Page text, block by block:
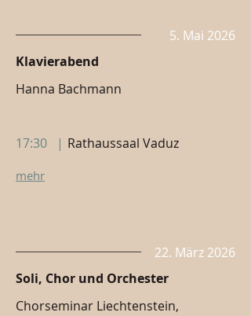
5. Mai 2026
Klavierabend
Hanna Bachmann
17:30 | Rathaussaal Vaduz
mehr
22. März 2026
Soli, Chor und Orchester
Chorseminar Liechtenstein,